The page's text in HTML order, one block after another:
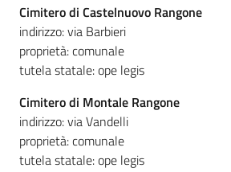
Cimitero di Castelnuovo Rangone
indirizzo: via Barbieri
proprietà: comunale
tutela statale: ope legis
Cimitero di Montale Rangone
indirizzo: via Vandelli
proprietà: comunale
tutela statale: ope legis